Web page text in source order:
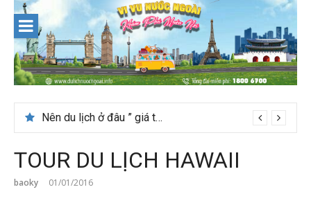
content
Nên du lịch ở đâu ” giá tốt” dịp lễ quốc khánh 2/9
TOUR DU LỊCH HAWAII
baoky 01/01/2016